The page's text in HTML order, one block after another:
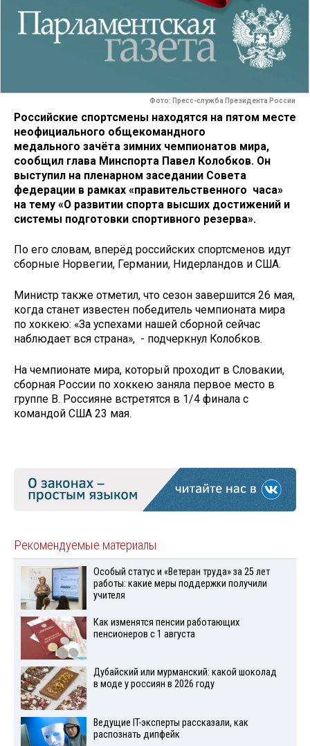
Фото: Пресс-служба Президента России
Российские спортсмены находятся на пятом месте
неофициального общекомандного
медального зачёта зимних чемпионатов мира,
сообщил глава Минспорта Павел Колобков. Он
выступил на пленарном заседании Совета
федерации в рамках «правительственного часа»
на тему «О развитии спорта высших достижений и
системы подготовки спортивного резерва».
По его словам, вперёд российских спортсменов идут
сборные Норвегии, Германии, Нидерландов и США.
Министр также отметил, что сезон завершится 26 мая,
когда станет известен победитель чемпионата мира
по хоккею: «За успехами нашей сборной сейчас
наблюдает вся страна», - подчеркнул Колобков.
На чемпионате мира, который проходит в Словакии,
сборная России по хоккею заняла первое место в
группе В. Россияне встретятся в 1/4 финала с
командой США 23 мая.
Рекомендуемые материалы
Особый статус и «Ветеран труда» за 25 лет
работы: какие меры поддержки получили
учителя
Как изменятся пенсии работающих
пенсионеров с 1 августа
Дубайский или мурманский: какой шоколад
в моде у россиян в 2026 году
Ведущие IT-эксперты рассказали, как
распознать дипфейк